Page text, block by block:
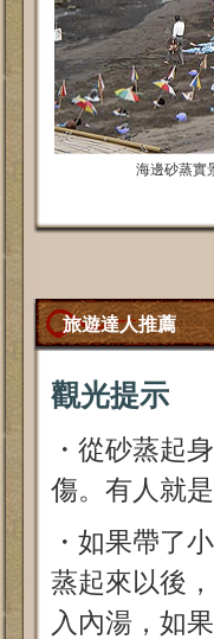
海邊砂蒸實
旅遊達人推薦
觀光提示
・從砂蒸起
傷。有人就
・如果帶了
蒸起來以後
入內湯，如